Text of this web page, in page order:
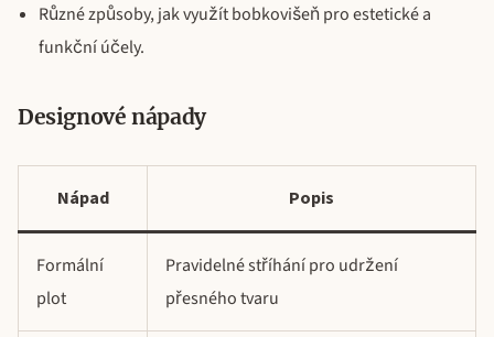
Různé způsoby, jak využít bobkovišeň pro estetické a
funkční účely.
Designové nápady
Nápad Popis
Formální
plot
Pravidelné stříhání pro udržení
přesného tvaru